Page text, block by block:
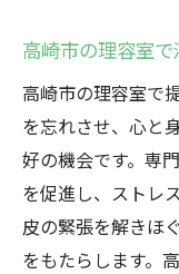
高崎市の理容室
高崎市の理容室で
を忘れさせ、心と
好の機会です。専
を促進し、ストレ
皮の緊張を解きほ
をもたらします。